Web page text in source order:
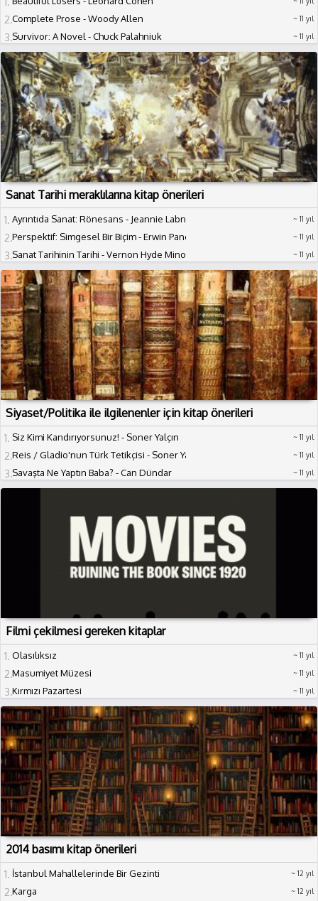
2 11 yıl
Complete Prose - Woody Allen
3 11 yıl
Survivor: A Novel - Chuck Palahniuk
Sanat Tarihi meraklılarına kitap önerileri
1 11 yıl
Ayrıntıda Sanat: Rönesans - Jeannie Labno (Çeviri: Elif Dastanlı)
2 11 yıl
Perspektif: Simgesel Bir Biçim - Erwin Panofsky (Çeviri: Yeşim Tükel Kılıç)
3 11 yıl
Sanat Tarihinin Tarihi - Vernon Hyde Minor (Çeviri: Cem Soydemir)
Siyaset/Politika ile ilgilenenler için kitap önerileri
1 11 yıl
Siz Kimi Kandırıyorsunuz! - Soner Yalçın
2 11 yıl
Reis / Gladio'nun Türk Tetikçisi - Soner Yalçın, Doğan Yurdakul
3 11 yıl
Savaşta Ne Yaptın Baba? - Can Dündar
Filmi çekilmesi gereken kitaplar
1 11 yıl
Olasılıksız
2 11 yıl
Masumiyet Müzesi
3 11 yıl
Kırmızı Pazartesi
2014 basımı kitap önerileri
1 12 yıl
İstanbul Mahallelerinde Bir Gezinti
2 12 yıl
Karga